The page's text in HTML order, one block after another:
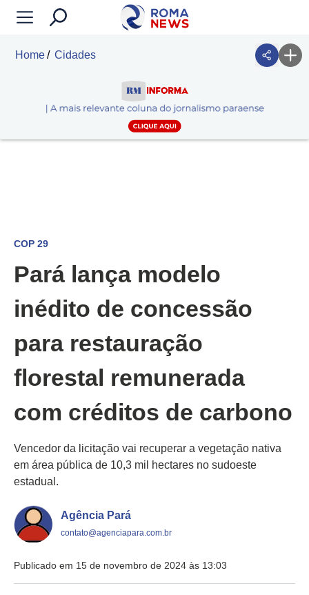
Home Cidades
COP 29
Pará lança modelo
inédito de concessão
para restauração
florestal remunerada
com créditos de carbono
Vencedor da licitação vai recuperar a vegetação nativa
em área pública de 10,3 mil hectares no sudoeste
estadual.
Agência Pará
contato@agenciapara.com.br
Publicado em 15 de novembro de 2024 às 13:03